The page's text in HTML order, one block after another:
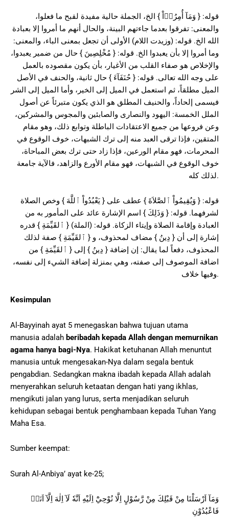
قوله: { وَمَآ أُمِرُوۤاْ } الخ، الجملة حالية مفيدة لقبح ما فعلوا،
والمعنى: تفرقوا بعدما جاءتهم البينة، والحال أنهم ما أمروا إلا بعبادة
الله الخ. قوله: (وزيدت اللام) الأولى أن تجعل بمعنى الباء، والمعنى:
وما أمروا إلا بأن يعبدوا الخ. قوله: { مُخْلِصِينَ } حال من ضمير يعبدوا،
والإخلاص هو صفاء القلب من الأغيار، بأن يكون مقصوده بالعمل
على وجه الله تعالى. قوله: { حُنَفَآءَ } حال ثانية، والحنف في الأصل
الميل مطلقاً، ثم استعمل في الميل إلى الخير، وأما الميل إلى الشر
فيسمى إلحاداً، والحنيف المطلق هو الذي يكون متبرئاً عن أصول
الملل الخمسة: اليهود والنصارى والصابئين والمجوس والمشركين،
وعن فروعها من جميع الاعتقادات الباطلة وتوابع ذلك، وهو مقام
المتقين، فإذا ترقى العبد منه إلى ترك الشبهات، خوف الوقوع في
المحرمات، فهو مقام الورعين، فإذا زاد حتى ترك بعض المباحاة،
خوف الوقوع في الشبهات، فهو مقام الأورع والزاهد، فالآية جامعة
لذلك كله.
قوله: { وَيُقِيمُواْ ٱلصَّلاَةَ } عطف على { يَعْبُدُواْ ٱللَّهَ } وخص الصلاة
لشرفهما. قوله: { وَذَلِكَ } اسم الإشارة عائد على المأمور به من
العبادة وإقامة الصلاة وإيتاء الزكاة. قوله: (الملة) { ٱلقَيِّمَةِ } قدره
إشارة إلى أن { دِينُ } مضاف لمحذوف، و { ٱلقَيِّمَةِ } صفة لذلك
المحذوف، دفعاً لما يقال: إن إضافة { دِينُ } إلى { ٱلقَيِّمَةِ } من
اضافة الموصوف إلى صفته، وهي بمنزلة إضافة الشيء إلى نفسه،
وفيها خلاف.
Kesimpulan
Al-Bayyinah ayat 5 menegaskan bahwa tujuan utama
manusia adalah beribadah kepada Allah dengan memurnikan
agama hanya bagi-Nya. Hakikat ketuhanan Allah menuntut
manusia untuk mengesakan-Nya dalam segala bentuk
pengabdian. Sedangkan makna ibadah kepada Allah adalah
menyerahkan seluruh ketaatan dengan hati yang ikhlas,
mengikuti jalan yang lurus, serta menjadikan seluruh
kehidupan sebagai bentuk penghambaan kepada Tuhan Yang
Maha Esa.
Sumber keempat:
Surah Al-Anbiya’ ayat ke-25;
وَمَآ اَرْسَلْنَا مِنْ قَبْلِكَ مِنْ رَّسُوْلٍ اِلَّا نُوْحِيْٓ اِلَيْهِ اَنَّهٗ لَآ اِلٰهَ اِلَّآ اَنَا۠
فَاعْبُدُوْنِ